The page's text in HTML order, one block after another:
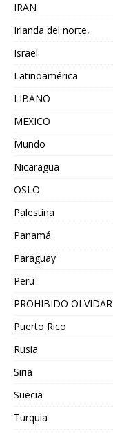
IRAN
Irlanda del norte,
Israel
Latinoamérica
LIBANO
MEXICO
Mundo
Nicaragua
OSLO
Palestina
Panamá
Paraguay
Peru
PROHIBIDO OLVIDAR
Puerto Rico
Rusia
Siria
Suecia
Turquia